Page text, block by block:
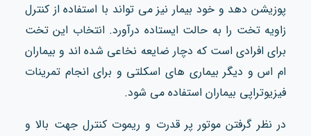
پوزیشن دهد و خود بیمار نیز می تواند با استفاده از کنترل
زاویه تخت را به حالت ایستاده درآورد. انتخاب این تخت
برای افرادی است که دچار ضایعه نخاعی شده اند و بیماران
ام اس و دیگر بیماری های اسکلتی و برای انجام تمرینات
فیزیوتراپی بیماران استفاده می شود.
در نظر گرفتن موتور پر قدرت و ریموت کنترل جهت بالا و